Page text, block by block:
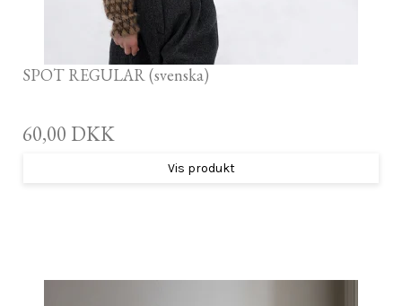
SPOT REGULAR (svenska)
60,00 DKK
Vis produkt